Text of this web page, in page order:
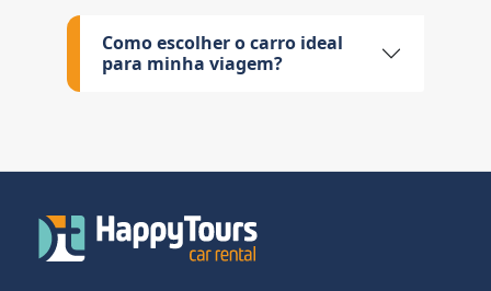
Como escolher o carro ideal
para minha viagem?